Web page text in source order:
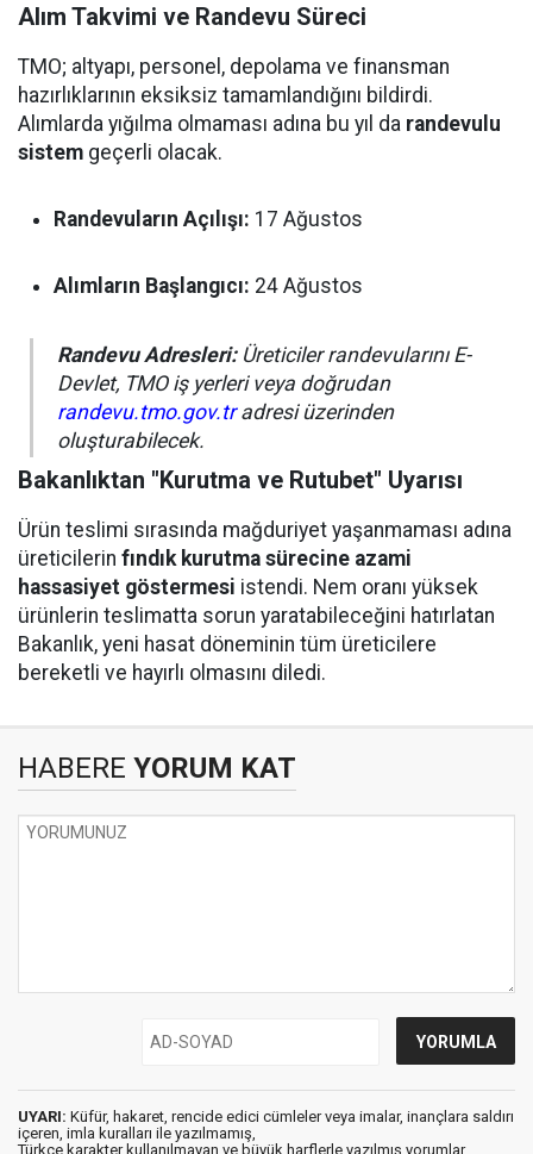
Alım Takvimi ve Randevu Süreci
TMO; altyapı, personel, depolama ve finansman
hazırlıklarının eksiksiz tamamlandığını bildirdi.
Alımlarda yığılma olmaması adına bu yıl da randevulu
sistem geçerli olacak.
Randevuların Açılışı: 17 Ağustos
Alımların Başlangıcı: 24 Ağustos
Randevu Adresleri:Üreticiler randevularını E-
Devlet, TMO iş yerleri veya doğrudan
randevu.tmo.gov.tradresi üzerinden
oluşturabilecek.
Bakanlıktan "Kurutma ve Rutubet" Uyarısı
Ürün teslimi sırasında mağduriyet yaşanmaması adına
üreticilerin fındık kurutma sürecine azami
hassasiyet göstermesi istendi. Nem oranı yüksek
ürünlerin teslimatta sorun yaratabileceğini hatırlatan
Bakanlık, yeni hasat döneminin tüm üreticilere
bereketli ve hayırlı olmasını diledi.
HABERE YORUM KAT
UYARI: Küfür, hakaret, rencide edici cümleler veya imalar, inançlara saldırı
içeren, imla kuralları ile yazılmamış,
Türkçe karakter kullanılmayan ve büyük harflerle yazılmış yorumlar